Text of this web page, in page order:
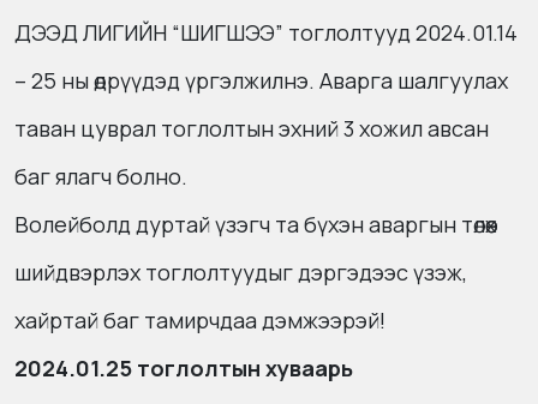
ДЭЭД ЛИГИЙН “ШИГШЭЭ” тоглолтууд 2024.01.14
– 25 ны өдрүүдэд үргэлжилнэ. Аварга шалгуулах
таван цуврал тоглолтын эхний 3 хожил авсан
баг ялагч болно.
Волейболд дуртай үзэгч та бүхэн аваргын төлөөх
шийдвэрлэх тоглолтуудыг дэргэдээс үзэж,
хайртай баг тамирчдаа дэмжээрэй!
2024.01.25 тоглолтын хуваарь